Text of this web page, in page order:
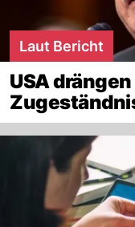
Laut Bericht
USA